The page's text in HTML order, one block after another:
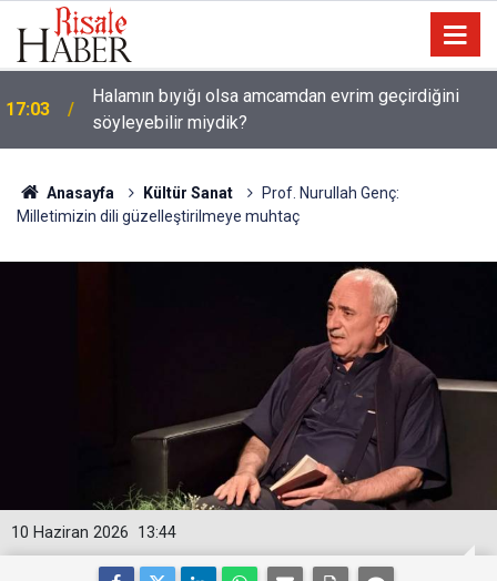
17:03
Halamın bıyığı olsa amcamdan evrim geçirdiğini
söyleyebilir miydik?
16:05
Güneş Tutulması 12 Ağustos'ta: Türkiye'den
görülecek mi?
Anasayfa Kültür Sanat
Prof. Nurullah Genç:
Milletimizin dili güzelleştirilmeye muhtaç
13:44
10 Haziran 2026